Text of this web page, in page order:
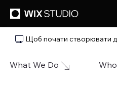
Щоб почати створювати